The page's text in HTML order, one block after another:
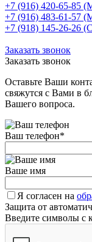
+7 (916) 420-65-85
+7 (916) 483-61-57
+7 (918) 145-26-26
Заказать звонок
Заказать звонок
Оставьте Ваши
свяжутся с Вами в
Вашего вопроса.
Ваш телефон*
Ваше имя
Я согласен на
Защита от
Введите символы с